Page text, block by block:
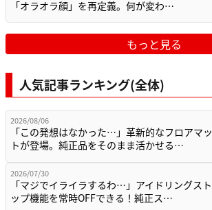
「オラオラ顔」を再定義。何が変わ…
もっと見る
人気記事ランキング(全体)
2026/08/06
「この発想はなかった…」革新的なフロアマッ
トが登場。純正品をそのまま活かせる…
2026/07/30
「マジでイライラするわ…」アイドリングスト
ップ機能を常時OFFできる！純正ス…